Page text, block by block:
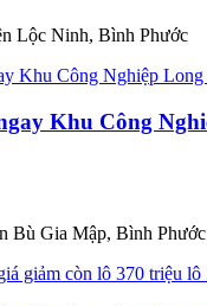
Lộc Ninh, Bình Phước
Khu Công
Bù Gia Mập, Bình Phước